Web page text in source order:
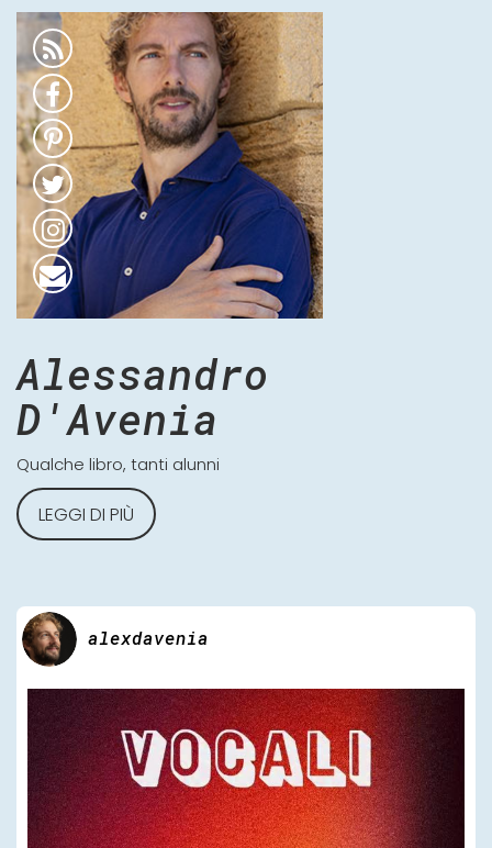
Alessandro
D'Avenia
Qualche libro, tanti alunni
LEGGI DI PIÙ
alexdavenia